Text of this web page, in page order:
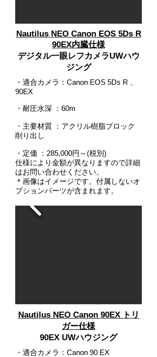
Nautilus NEO Canon EOS 5Ds R
90EX内臓仕様
デジタル一眼レフカメラUWハウ
ジング
・適合カメラ：Canon EOS 5Ds R 、
90EX
・耐圧水深
： 60m
・主要材質 ：アクリル樹脂ブロック
削り出し
・定価 ：285,000円～(税別)
仕様により金額が異なりますので詳細
はお問い合わせください。
＊画像はイメージです。付属しないオ
プションパーツが含まれます。
Nautilus NEO Canon 90EX トリ
ガー仕様
90EX UWハウジング
・適合カメラ：Canon 90 EX